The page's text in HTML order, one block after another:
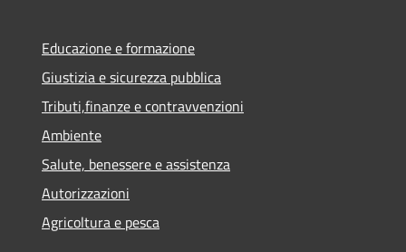
Educazione e formazione
Giustizia e sicurezza pubblica
Tributi,finanze e contravvenzioni
Ambiente
Salute, benessere e assistenza
Autorizzazioni
Agricoltura e pesca